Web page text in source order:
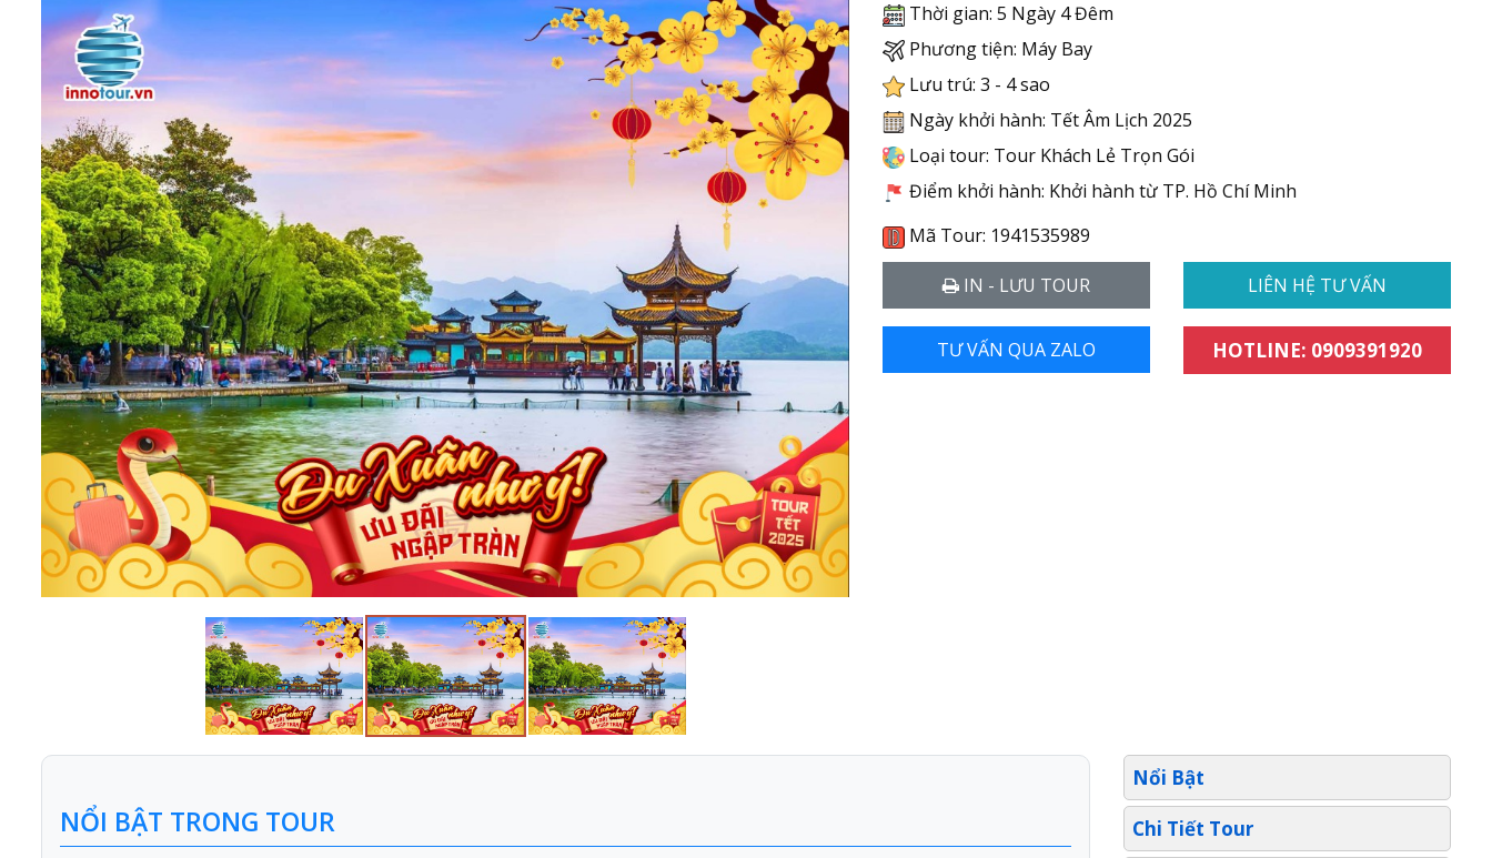
Thời gian: 5 Ngày 4 Đêm
Phương tiện: Máy Bay
Lưu trú: 3 - 4 sao
Ngày khởi hành: Tết Âm Lịch 2025
Loại tour: Tour Khách Lẻ Trọn Gói
Điểm khởi hành: Khởi hành từ TP. Hồ Chí Minh
Mã Tour: 1941535989
IN - LƯU TOUR LIÊN HỆ TƯ VẤN
TƯ VẤN QUA ZALO HOTLINE: 0909391920
NỔI BẬT TRONG TOUR
Nổi Bật
Chi Tiết Tour